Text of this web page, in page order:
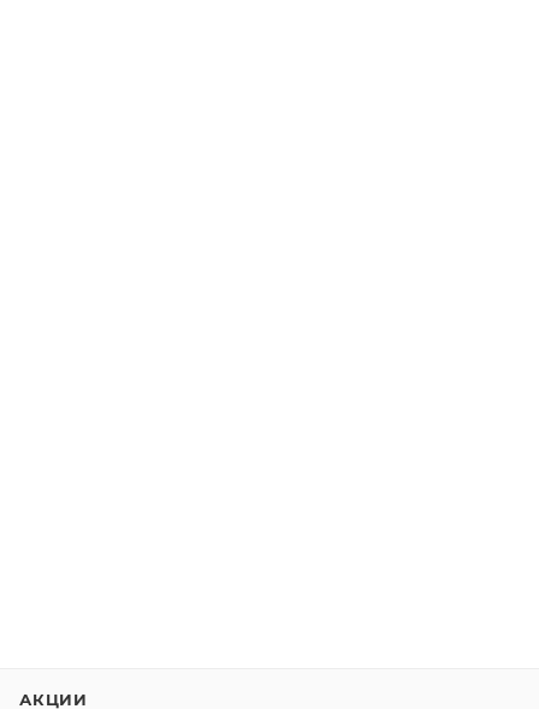
АКЦИИ